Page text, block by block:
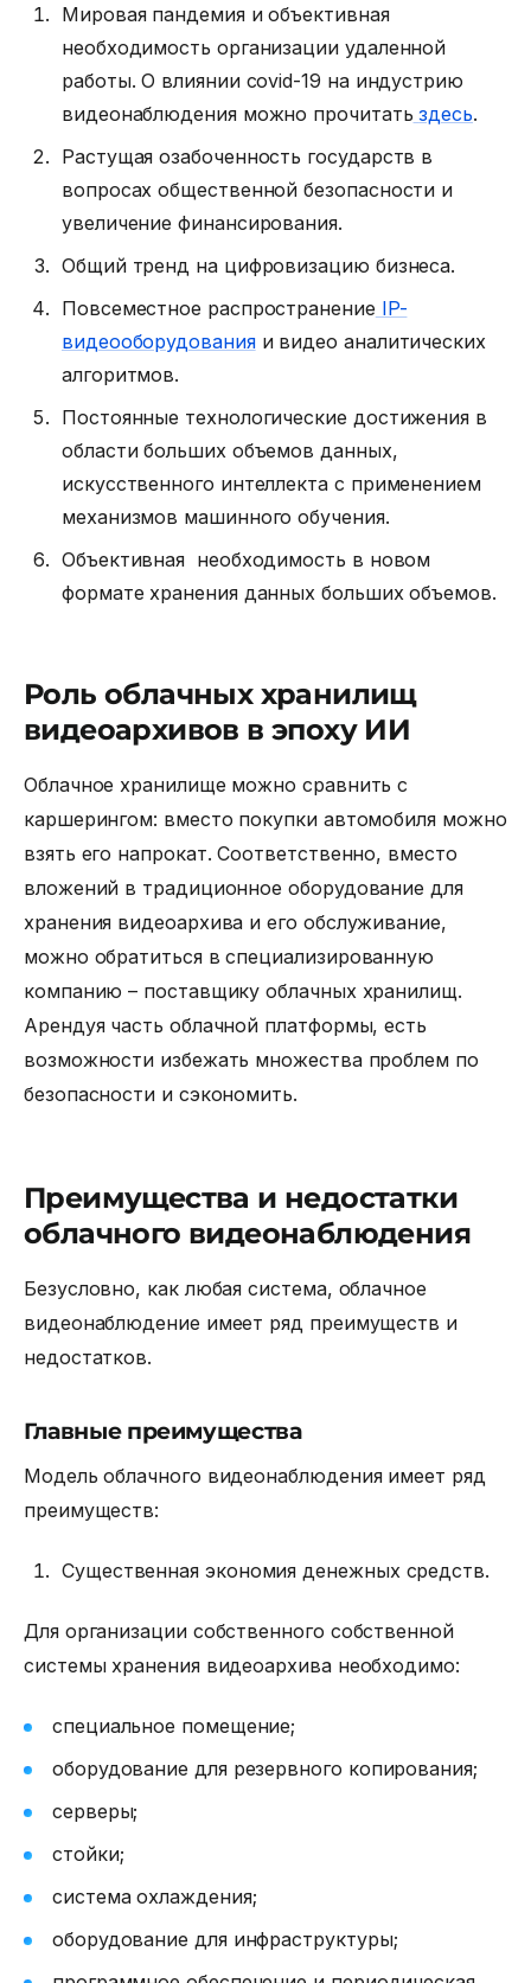
Мировая пандемия и объективная
необходимость организации удаленной
работы. О влиянии covid-19 на индустрию
видеонаблюдения можно прочитать здесь.
Растущая озабоченность государств в
вопросах общественной безопасности и
увеличение финансирования.
Общий тренд на цифровизацию бизнеса.
Повсеместное распространение IP-
видеооборудованияи видео аналитических
алгоритмов.
Постоянные технологические достижения в
области больших объемов данных,
искусственного интеллекта с применением
механизмов машинного обучения.
Объективная необходимость в новом
формате хранения данных больших объемов.
Роль облачных хранилищ
видеоархивов в эпоху ИИ
Облачное хранилище можно сравнить с
каршерингом: вместо покупки автомобиля можно
взять его напрокат. Соответственно, вместо
вложений в традиционное оборудование для
хранения видеоархива и его обслуживание,
можно обратиться в специализированную
компанию – поставщику облачных хранилищ.
Арендуя часть облачной платформы, есть
возможности избежать множества проблем по
безопасности и сэкономить.
Преимущества и недостатки
облачного видеонаблюдения
Безусловно, как любая система, облачное
видеонаблюдение имеет ряд преимуществ и
недостатков.
Главные преимущества
Модель облачного видеонаблюдения имеет ряд
преимуществ:
Существенная экономия денежных средств.
Для организации собственного собственной
системы хранения видеоархива необходимо:
специальное помещение;
оборудование для резервного копирования;
серверы;
стойки;
система охлаждения;
оборудование для инфраструктуры;